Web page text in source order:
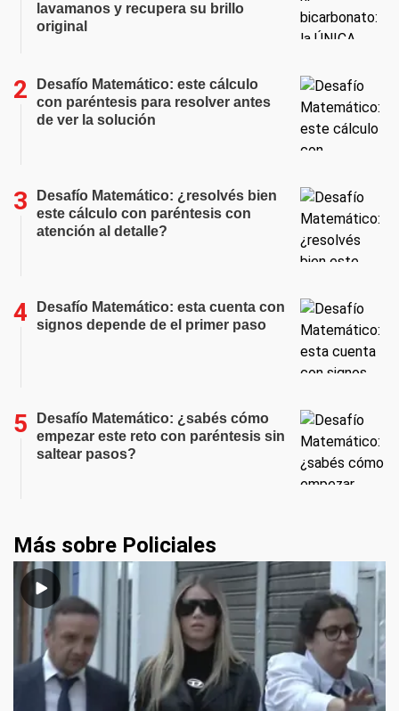
lavamanos y recupera su brillo
original
Desafío Matemático: este cálculo
con paréntesis para resolver antes
de ver la solución
Desafío Matemático: ¿resolvés bien
este cálculo con paréntesis con
atención al detalle?
Desafío Matemático: esta cuenta con
signos depende de el primer paso
Desafío Matemático: ¿sabés cómo
empezar este reto con paréntesis sin
saltear pasos?
Más sobre Policiales